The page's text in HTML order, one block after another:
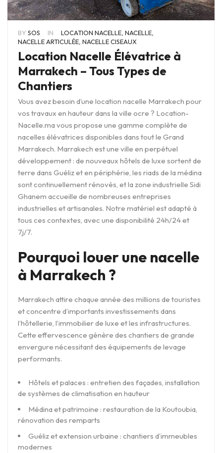
BY SOS IN LOCATION NACELLE NACELLE
NACELLE ARTICULÉE NACELLE CISEAUX
Location Nacelle Élévatrice à
Marrakech – Tous Types de
Chantiers
Vous avez besoin d’une location nacelle Marrakech pour
vos travaux en hauteur dans la ville ocre ? Location-
Nacelle.ma vous propose une gamme complète de
nacelles élévatrices disponibles dans tout le Grand
Marrakech. Marrakech est une ville en perpétuel
développement : de nouveaux hôtels de luxe sortent de
terre dans Guéliz et en périphérie, les riads de la médina
sont continuellement rénovés, et la zone industrielle Sidi
Ghanem accueille de nombreuses entreprises
industrielles et artisanales. Notre matériel est adapté à
tous ces contextes, avec une disponibilité 24h/24 et
7j/7.
Pourquoi louer une nacelle
à Marrakech ?
Marrakech attire chaque année des millions de touristes
et concentre d’importants investissements dans
l’hôtellerie, l’immobilier de luxe et les infrastructures.
Cette effervescence génère des chantiers de grande
envergure nécessitant des équipements de levage
performants.
Hôtels et palaces : entretien des façades, installation
de systèmes de climatisation en hauteur
Médina et patrimoine : restauration de la Koutoubia,
rénovation des remparts
Guéliz et extension urbaine : chantiers d’immeubles
modernes